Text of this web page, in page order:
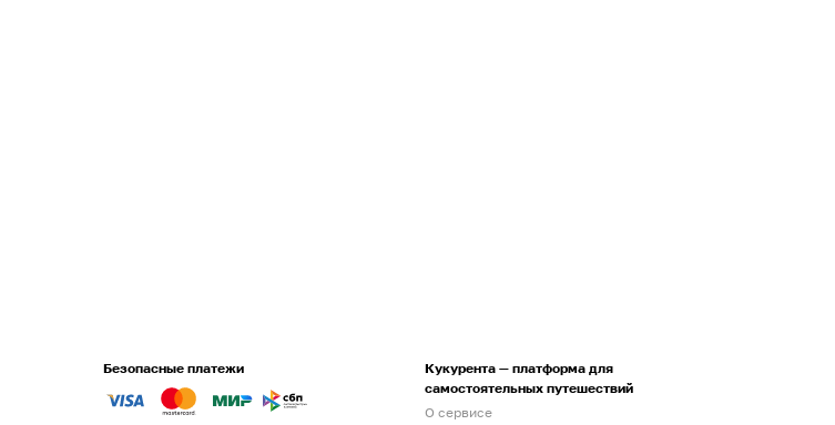
Безопасные платежи
Кукурента — платформа для
самостоятельных путешествий
О сервисе